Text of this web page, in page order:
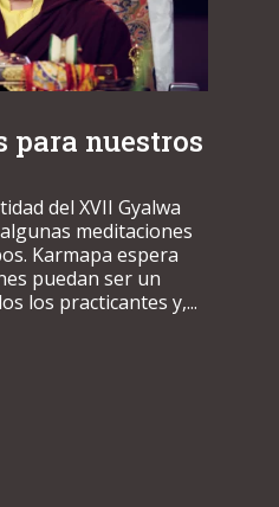
para nuestros
del XVII Gyalwa
meditaciones
Karmapa espera
puedan ser un
los practicantes y,...